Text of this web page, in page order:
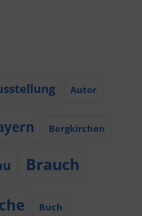
Autor
Bergkirchen
Brauch
Buch